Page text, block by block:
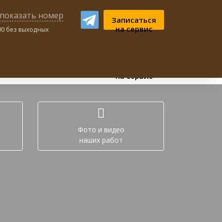
Записаться
на сервис
показать номер
без выходных
на сервис
Фото и видео
наших работ